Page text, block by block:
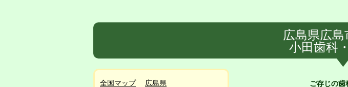
広島県広
小田歯科
全国マップ
広島県
ご存じの歯